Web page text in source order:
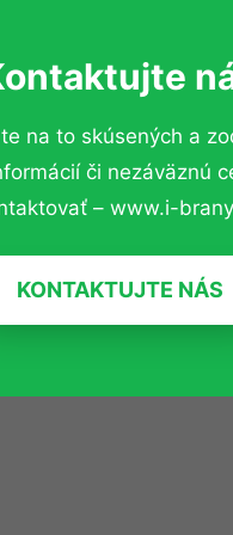
na to skúsených a
či nezáväznú
– www.i-
KONTAKTUJTE NÁS